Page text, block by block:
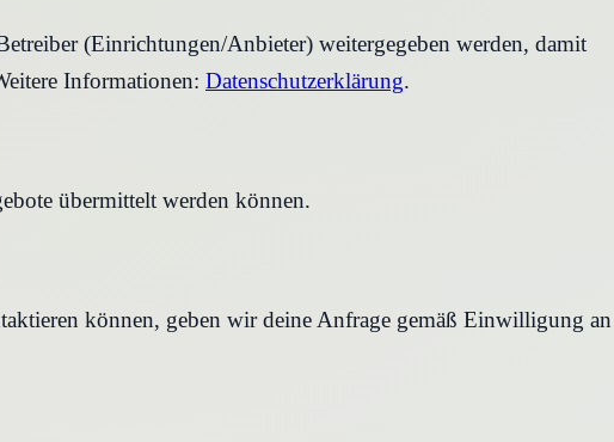
(Einrichtungen/Anbieter) weitergegeben werden, damit
Informationen: Datenschutzerklärung.
übermittelt werden können.
können, geben wir deine Anfrage gemäß Einwilligung an